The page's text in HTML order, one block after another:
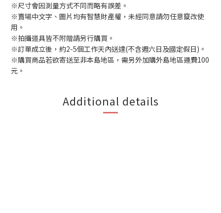
※尺寸會因測量方式不同而略有誤差。
※賣場中文字、圖片均有智慧財產權，未經同意請勿任意竄改使
用。
※拍攝道具皆不附贈請另行購買。
※訂單成立後，約2-5個工作天內送達(不含週六日及國定假日)。
※購買商品若欲寄送至非本島地區，需另外加購外島地區運費100
元。
Additional details